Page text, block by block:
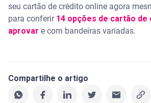
seu cartão de crédito online agora
para conferir 14 opções de cartão
aprovar e com bandeiras variadas.
Compartilhe o artigo